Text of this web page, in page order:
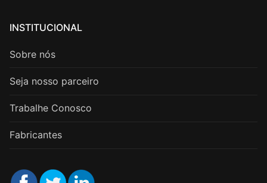
INSTITUCIONAL
Sobre nós
Seja nosso parceiro
Trabalhe Conosco
Fabricantes